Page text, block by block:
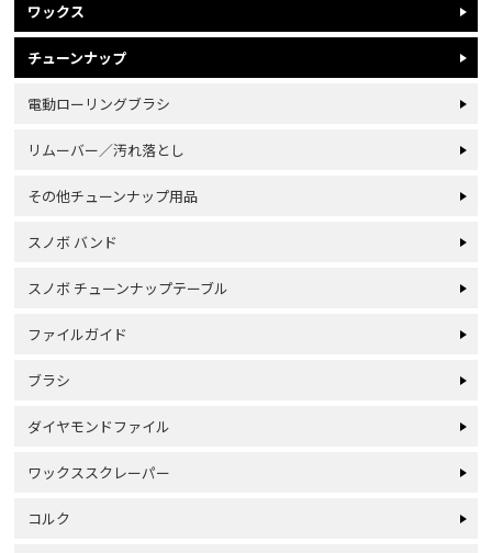
ワックス
チューンナップ
電動ローリングブラシ
リムーバー／汚れ落とし
その他チューンナップ用品
スノボ バンド
スノボ チューンナップテーブル
ファイルガイド
ブラシ
ダイヤモンドファイル
ワックススクレーパー
コルク